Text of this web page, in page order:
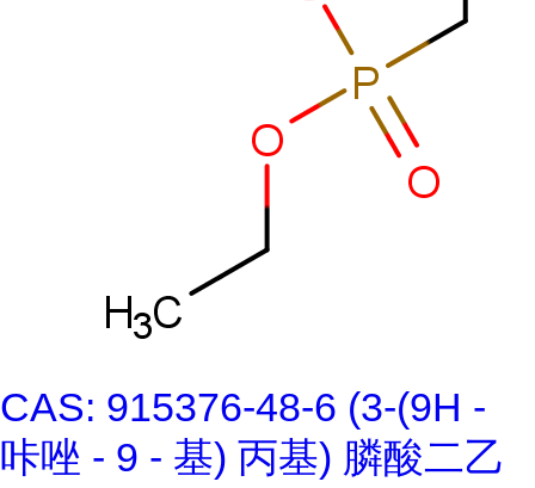
CAS: 915376-48-6 (3-(9H -
咔唑 - 9 - 基) 丙基) 膦酸二乙